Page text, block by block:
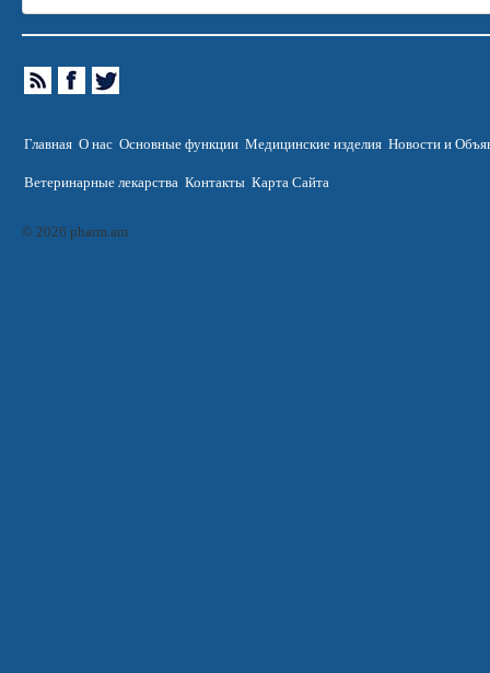
Главная О нас Основные функции Медицинские изделия Новости и
Ветеринарные лекарства Контакты Карта Сайта
© 2026 pharm.am